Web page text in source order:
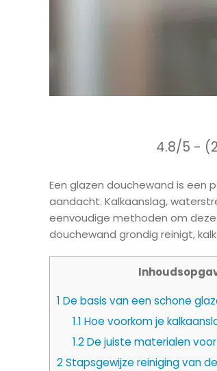
4.8/5 -
Een glazen douchewand is een
aandacht. Kalkaanslag,
eenvoudige methoden om
douchewand grondig reinigt,
1 De basis van een schone
1.1 Hoe voorkom je
1.2De juiste materialen
2Stapsgewijze reiniging van